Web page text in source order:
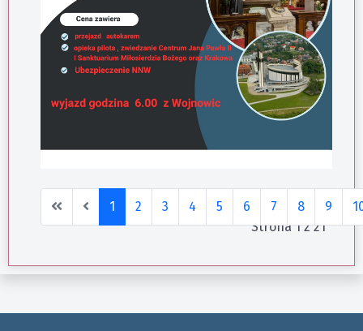
Strona 1 z 21
1 2 3 4 5 6 7 8 9